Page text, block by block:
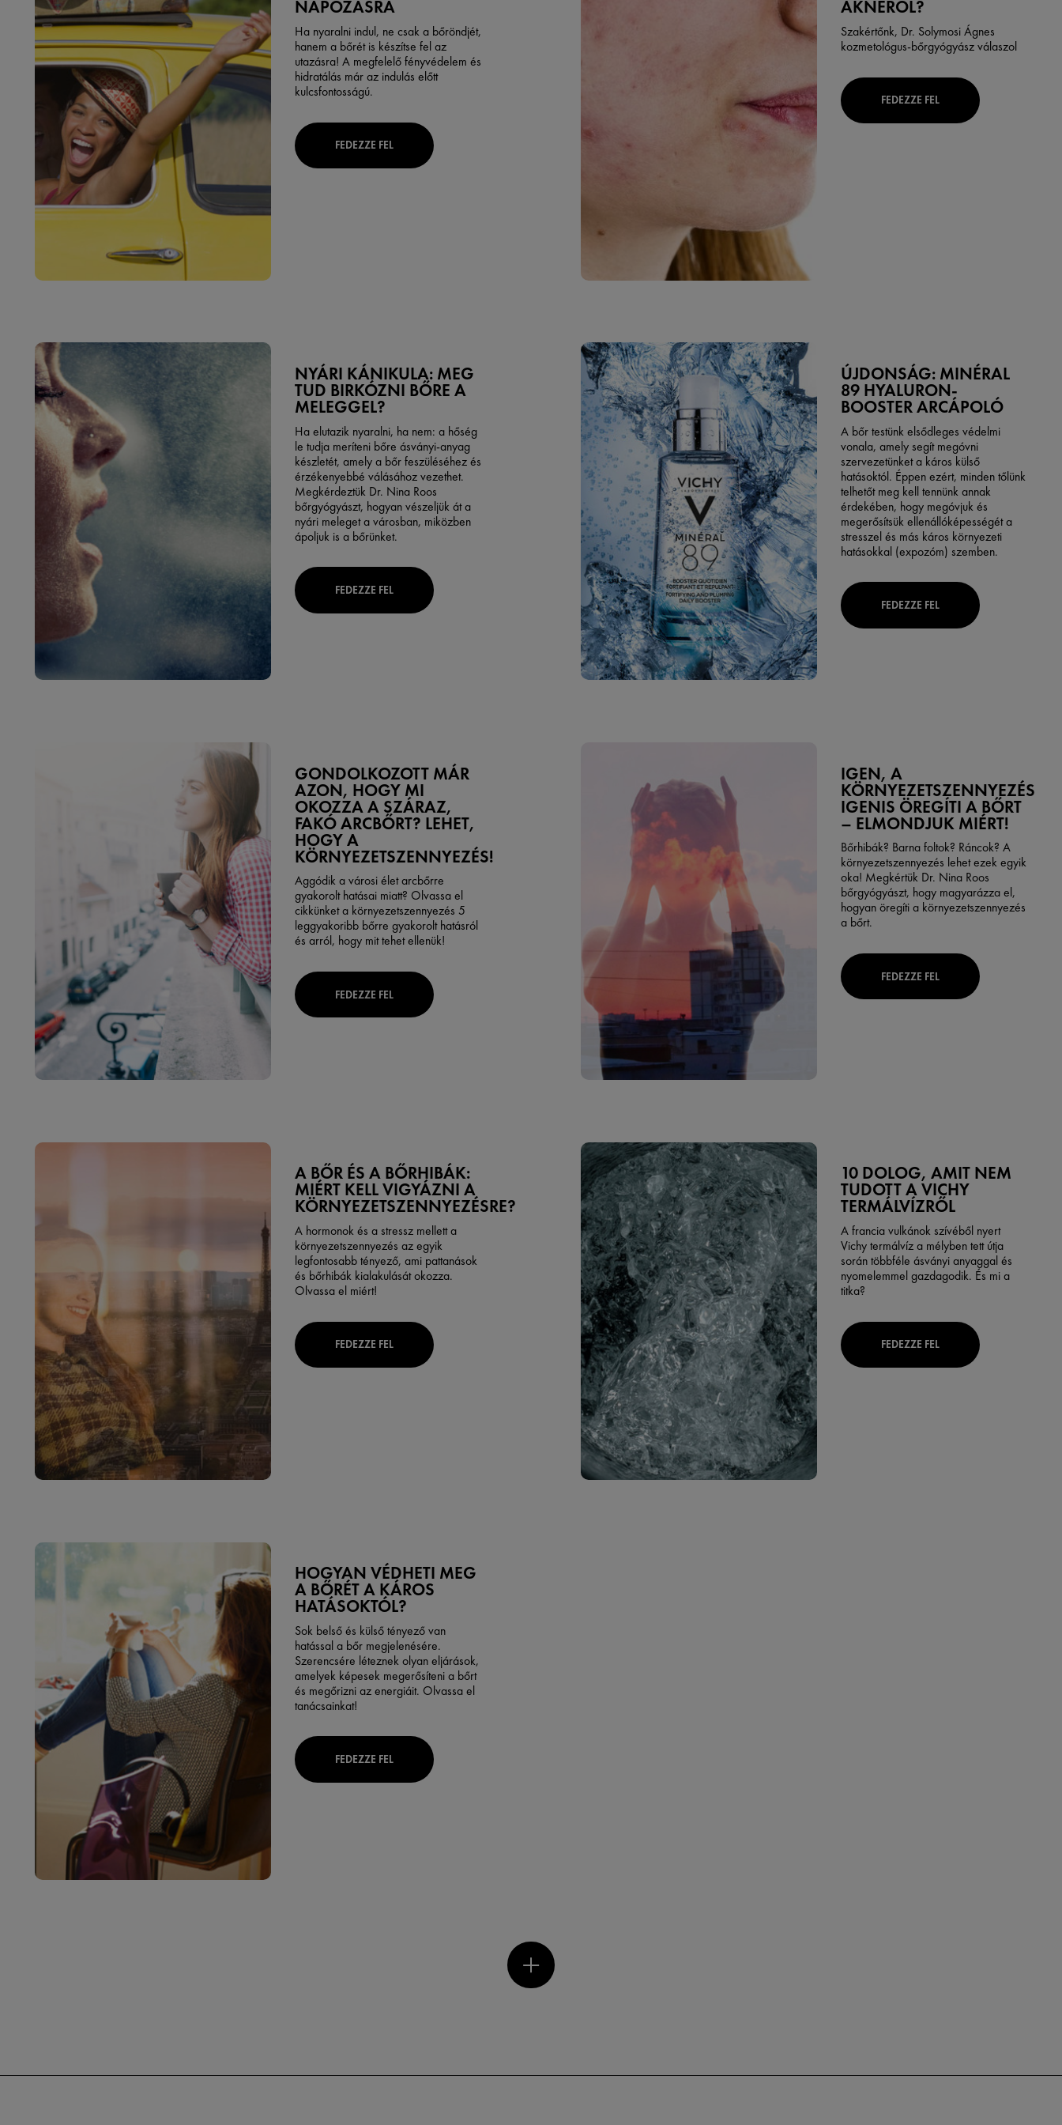
NAPOZÁSRA
Ha nyaralni indul, ne csak a bőröndjét,
hanem a bőrétis készítse fel az
utazásra! A megfelelőfényvédelem és
hidratálás már az indulás előtt
kulcsfontosságú.
FEDEZZE FEL
AKNÉRÓL?
Szakértőnk, Dr. Solymosi Ágnes
kozmetológus-bőrgyógyász válaszol
FEDEZZE FEL
NYÁRI KÁNIKULA: MEG
TUD BIRKÓZNI BŐRE A
MELEGGEL?
Ha elutazik nyaralni, ha nem: a hőség
le tudja meríteni bőre ásványi-anyag
készletét, amely a bőr feszüléséhez és
érzékenyebbé válásához vezethet.
Megkérdeztük Dr. Nina Roos
bőrgyógyászt, hogyan vészeljük át a
nyári meleget a városban, miközben
ápoljuk is a bőrünket.
FEDEZZE FEL
ÚJDONSÁG: MINÉRAL
89 HYALURON-
BOOSTER ARCÁPOLÓ
A bőr testünk elsődleges védelmi
vonala, amely segít megóvni
szervezetünket a káros külső
hatásoktól. Éppen ezért, minden tőlünk
telhetőt meg kell tennünk annak
érdekében, hogy megóvjuk és
megerősítsük ellenállóképességét a
stresszel és más káros környezeti
hatásokkal (expozóm) szemben.
FEDEZZE FEL
GONDOLKOZOTT MÁR
AZON, HOGY MI
OKOZZA A SZÁRAZ,
FAKÓ ARCBŐRT? LEHET,
HOGY A
KÖRNYEZETSZENNYEZÉS!
Aggódik a városi élet arcbőrre
gyakorolt hatásai miatt? Olvassa el
cikkünket a környezetszennyezés 5
leggyakoribb bőrre gyakorolt hatásról
és arról, hogy mit tehetellenük!
FEDEZZE FEL
IGEN, A
KÖRNYEZETSZENNYEZÉS
IGENIS ÖREGÍTI A BŐRT
– ELMONDJUK MIÉRT!
Bőrhibák? Barna foltok? Ráncok? A
környezetszennyezés lehet ezek egyik
oka! Megkértük Dr. Nina Roos
bőrgyógyászt, hogy magyarázza el,
hogyan öregíti a környezetszennyezés
a bőrt.
FEDEZZE FEL
A BŐR ÉS A BŐRHIBÁK:
MIÉRT KELL VIGYÁZNI A
KÖRNYEZETSZENNYEZÉSRE?
A hormonok és a stressz mellett a
környezetszennyezés az egyik
legfontosabb tényező, ami pattanások
és bőrhibák kialakulását okozza.
Olvassa el miért!
FEDEZZE FEL
10 DOLOG, AMIT NEM
TUDOTT A VICHY
TERMÁLVÍZRŐL
A francia vulkánok szívéből nyert
Vichy termálvíz a mélyben tett útja
során többféle ásványi anyaggal és
nyomelemmel gazdagodik. És mi a
titka?
FEDEZZE FEL
HOGYAN VÉDHETI MEG
A BŐRÉT A KÁROS
HATÁSOKTÓL?
Sok belső és külső tényező van
hatással a bőr megjelenésére.
Szerencsére léteznek olyan eljárások,
amelyek képesek megerősíteni a bőrt
és megőrizni az energiáit. Olvassa el
tanácsainkat!
FEDEZZE FEL